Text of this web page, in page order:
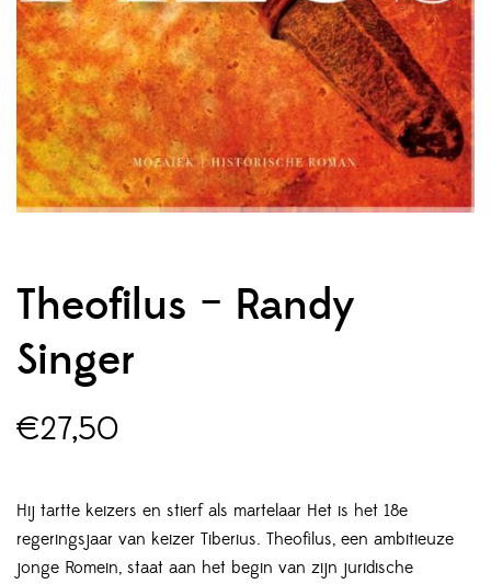
Theofilus – Randy
Singer
€27,50
Hij tartte keizers en stierf als martelaar Het is het 18e
regeringsjaar van keizer Tiberius. Theofilus, een ambitieuze
jonge Romein, staat aan het begin van zijn juridische